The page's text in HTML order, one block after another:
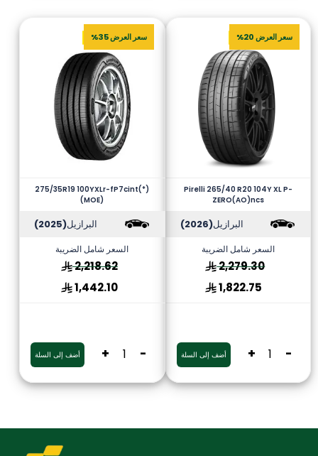
سعر العرض 20%
Pirelli 265/40 R20 104Y XL P-
ZERO(AO)ncs
البرازيل(2026)
السعر شامل الضريبة
2,279.30
1,822.75
-
+ أضف إلى السلة
سعر العرض 35%
275/35R19 100YXLr-fP7cint(*)
(MOE)
البرازيل(2025)
السعر شامل الضريبة
2,218.62
1,442.10
-
+ أضف إلى السلة